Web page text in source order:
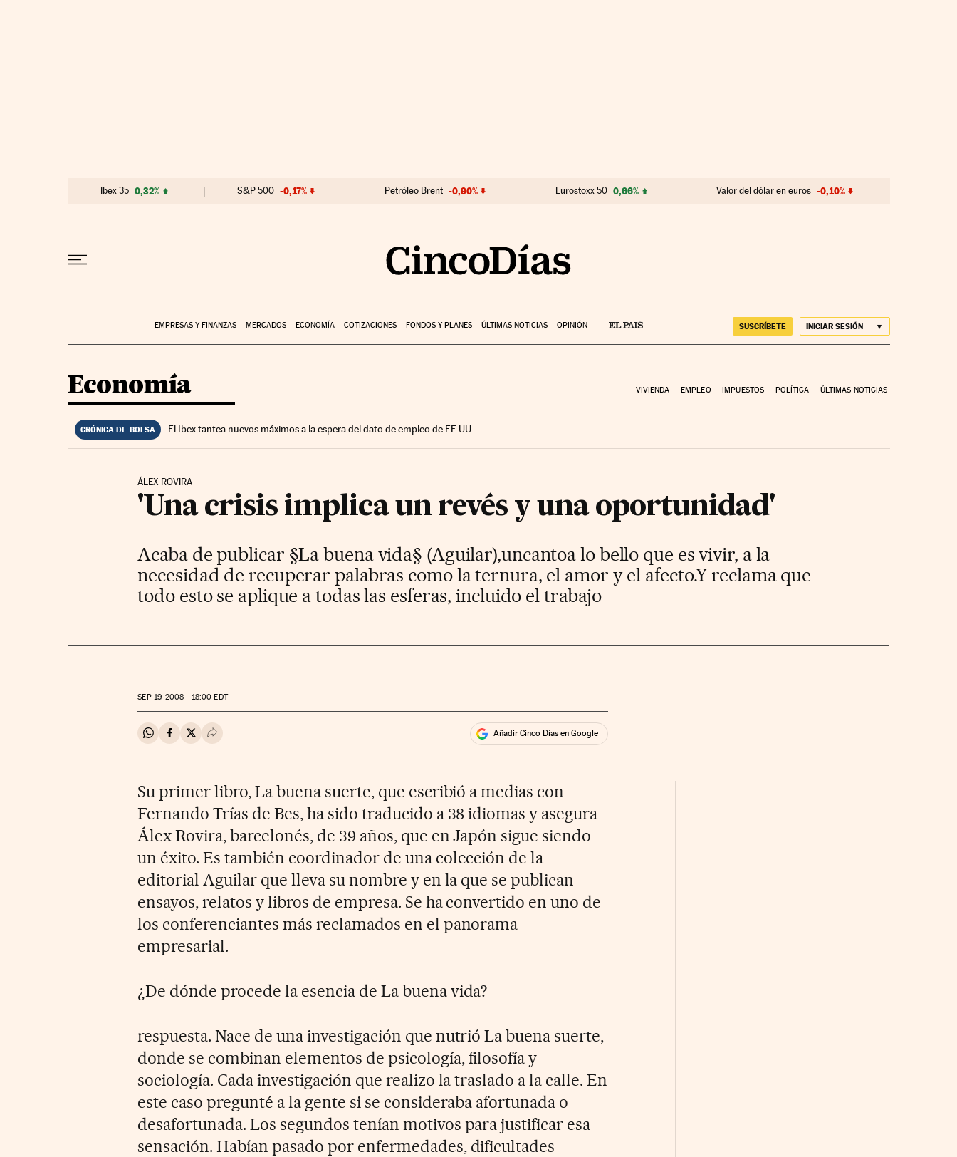
Ibex 35 0,32% S&P 500 -0,17% Petróleo Brent -0,90% Eurostoxx 50 0,66% Valor del dólar en euros -0,10%
EMPRESAS Y FINANZAS MERCADOS ECONOMÍA COTIZACIONES FONDOS Y PLANES ÚLTIMAS NOTICIAS OPINIÓN SUSCRÍBETE INICIAR SESIÓN
Economía VIVIENDA EMPLEO IMPUESTOS POLÍTICA ÚLTIMAS NOTICIAS
CRÓNICA DE BOLSA El Ibex tantea nuevos máximos a la espera del dato de empleo de EE UU
ÁLEX ROVIRA
'Una crisis implica un revés y una oportunidad'
Acaba de publicar §La buena vida§ (Aguilar),uncantoa lo bello que es vivir, a la
necesidad de recuperar palabras como la ternura, el amor y el afecto.Y reclama que
todo esto se aplique a todas las esferas, incluido el trabajo
SEP19, 2008 - 18:00 EDT
Compartir en Whatsapp
Compartir en Facebook
Compartir en Twitter
Desplegar Redes Sociales Añadir Cinco Días en Google
Su primer libro, La buena suerte, que escribió a medias con
Fernando Trías de Bes, ha sido traducido a 38 idiomas y asegura
Álex Rovira, barcelonés, de 39 años, que en Japón sigue siendo
un éxito. Es también coordinador de una colección de la
editorial Aguilar que lleva su nombre y en la que se publican
ensayos, relatos y libros de empresa. Se ha convertido en uno de
los conferenciantes más reclamados en el panorama
empresarial.
¿De dónde procede la esencia de La buena vida?
respuesta. Nace de una investigación que nutrió La buena suerte,
donde se combinan elementos de psicología, filosofía y
sociología. Cada investigación que realizo la traslado a la calle. En
este caso pregunté a la gente si se consideraba afortunada o
desafortunada. Los segundos tenían motivos para justificar esa
sensación. Habían pasado por enfermedades, dificultades